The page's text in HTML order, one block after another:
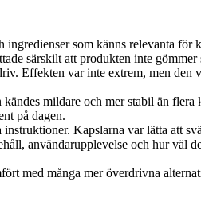
ingredienser som känns relevanta
särskilt att produkten inte
Effekten var inte extrem, men den
mildare och mer stabil än
på dagen.
Kapslarna var lätta att
användarupplevelse och hur väl
med många mer överdrivna